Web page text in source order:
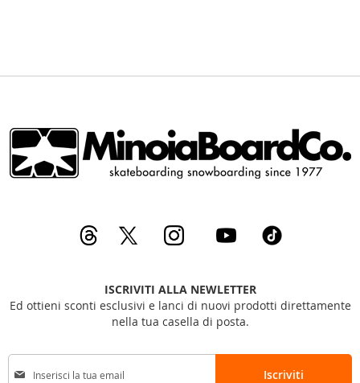
ISCRIVITI ALLA NEWLETTER
Ed ottieni sconti esclusivi e lanci di nuovi prodotti direttamente
nella tua casella di posta.
I
Iscriviti